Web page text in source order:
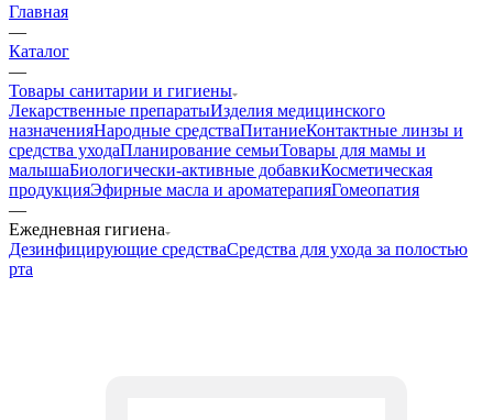
Главная
—
Каталог
—
Товары санитарии и гигиены
Лекарственные препаратыИзделия медицинского
назначенияНародные средстваПитаниеКонтактные линзы и
средства уходаПланирование семьиТовары для мамы и
малышаБиологически-активные добавкиКосметическая
продукцияЭфирные масла и ароматерапияГомеопатия
—
Ежедневная гигиена
Дезинфицирующие средстваСредства для ухода за полостью
рта